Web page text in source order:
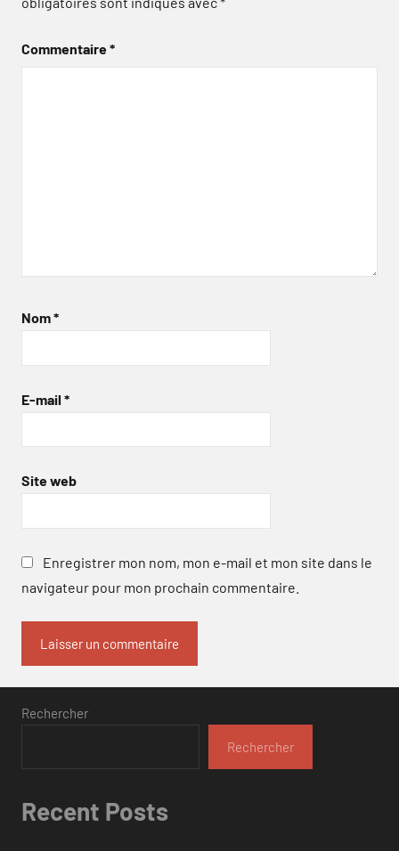
Commentaire*
Nom*
E-mail *
Site web
Enregistrer mon nom, mon e-mail et mon site dans le
navigateur pour mon prochain commentaire.
Rechercher
Rechercher
Recent Posts